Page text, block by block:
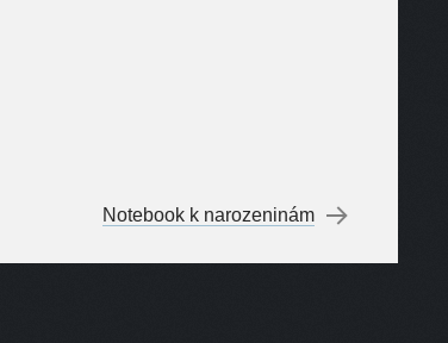
Notebook k narozeninám →